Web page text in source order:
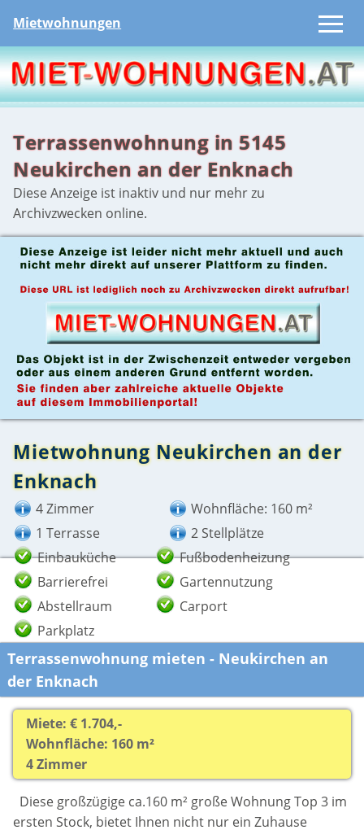
Mietwohnungen
Terrassenwohnung in 5145
Neukirchen an der Enknach
Diese Anzeige ist inaktiv und nur mehr zu
Archivzwecken online.
Mietwohnung Neukirchen an der
Enknach
4 Zimmer
Wohnfläche: 160 m²
1 Terrasse
2 Stellplätze
Einbauküche
Fußbodenheizung
Barrierefrei
Gartennutzung
Abstellraum
Carport
Parkplatz
Terrassenwohnung mieten - Neukirchen an
der Enknach
Miete: € 1.704,-
Wohnfläche: 160 m²
4 Zimmer
Diese großzügige ca.160 m² große Wohnung Top 3 im
ersten Stock, bietet Ihnen nicht nur ein Zuhause